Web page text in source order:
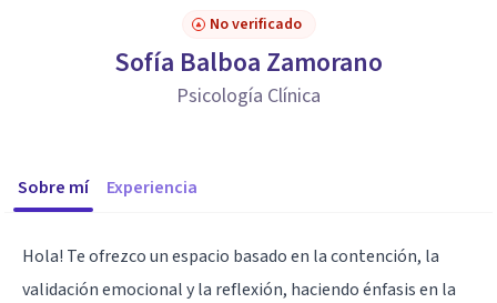
No verificado
Sofía Balboa Zamorano
Psicología Clínica
Sobre mí Experiencia
Hola! Te ofrezco un espacio basado en la contención, la
validación emocional y la reflexión, haciendo énfasis en la